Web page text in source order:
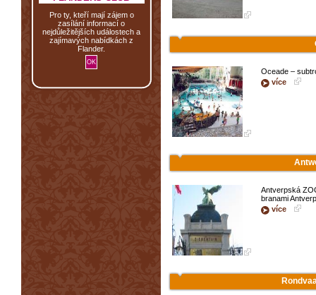
Pro ty, kteří mají zájem o
zasílání informací o
nejdůležitějších událostech a
zajímavých nabídkách z
Flander.
Oceade –
více
Antverpská
branami
více